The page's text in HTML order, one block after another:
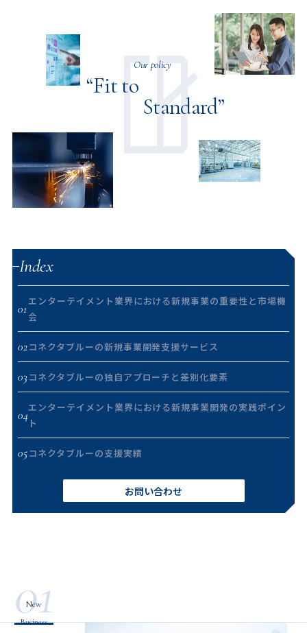
Our policy
“Fit to
Standard”
Index
01
エンターテイメント業界における新規事業の重要性と市場機
会
02コネクタブルーの新規事業開発支援サービス
03コネクタブルーの独自アプローチと差別化要素
04
エンターテイメント業界における新規事業開発の実践ポイン
ト
05コネクタブルーの支援実績
お問い合わせ
01
New
Business